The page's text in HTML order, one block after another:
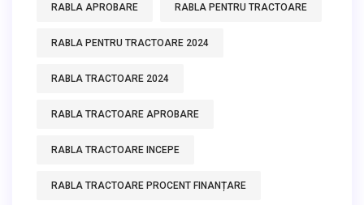
RABLA APROBARE RABLA PENTRU TRACTOARE
RABLA PENTRU TRACTOARE 2024
RABLA TRACTOARE 2024
RABLA TRACTOARE APROBARE
RABLA TRACTOARE INCEPE
RABLA TRACTOARE PROCENT FINANȚARE